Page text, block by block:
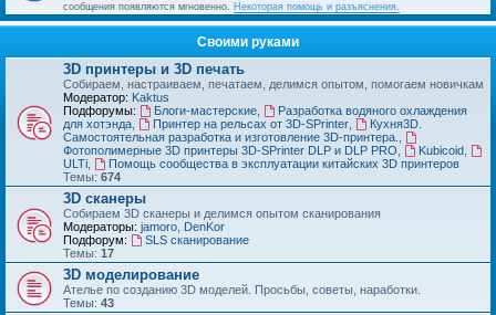
сообщения появляются мгновенно. Некоторая помощь и разъяснения.
Своими руками
3D принтеры и 3D печать
Собираем, настраиваем, печатаем, делимся опытом, помогаем новичкам
Модератор: Kaktus
Подфорумы:
Блоги-мастерские,
Разработка водяного охлаждения
для хотэнда
Принтер на рельсах от 3D-SPrinter,
Кухня3D.
Самостоятельная разработка и изготовление 3D-принтера.
Фотополимерные 3D принтеры 3D-SPrinter DLP и DLP PRO
Kubicoid,
ULTi
Помощь сообщества в эксплуатации китайских 3D принтеров
Темы: 674
3D сканеры
Собираем 3D сканеры и делимся опытом сканирования
Модераторы: jamoro DenKor
Подфорум:
SLS сканирование
Темы: 17
3D моделирование
Ателье по созданию 3D моделей. Просьбы, советы, наработки.
Темы: 43